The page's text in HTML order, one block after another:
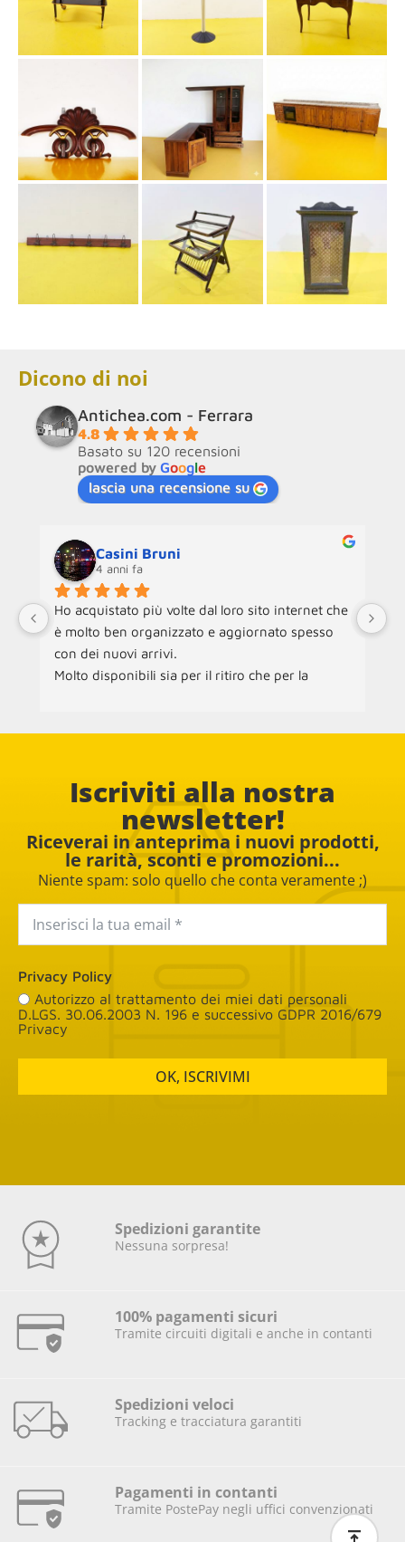
Dicono di noi
Antichea.com - Ferrara
4.8
Basato su 120 recensioni
powered by Google
lascia una recensione su
Casini Bruni
4 anni fa
Ho acquistato più volte dal loro sito internet che
è molto ben organizzato e aggiornato spesso
con dei nuovi arrivi.
Molto disponibili sia per il ritiro che per la
Iscriviti alla nostra
newsletter!
Riceverai in anteprima i nuovi prodotti,
le rarità, sconti e promozioni...
Niente spam: solo quello che conta veramente ;)
Privacy Policy
Autorizzo al trattamento dei miei dati personali
D.LGS. 30.06.2003 N. 196 e successivo GDPR 2016/679
Privacy
OK, ISCRIVIMI
Spedizioni garantite
Nessuna sorpresa!
100% pagamenti sicuri
Tramite circuiti digitali e anche in contanti
Spedizioni veloci
Tracking e tracciatura garantiti
Pagamenti in contanti
Tramite PostePay negli uffici convenzionati